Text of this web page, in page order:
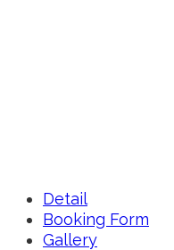
Detail
Booking Form
Gallery